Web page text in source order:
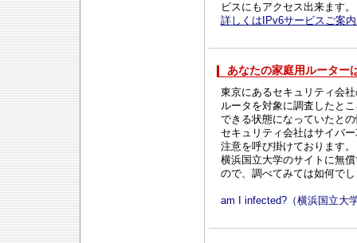
ビスにもアクセス出来ます。
詳しくはIPv6サービスご案
あなたの家庭用ルーター
東京にあるセキュリティ会
ルータを対象に調査したと
できる状態になっていたと
セキュリティ会社はサイバ
注意を呼び掛けております。
横浜国立大学のサイトに無
ので、調べてみては如何で
am I infected?（横浜国立大